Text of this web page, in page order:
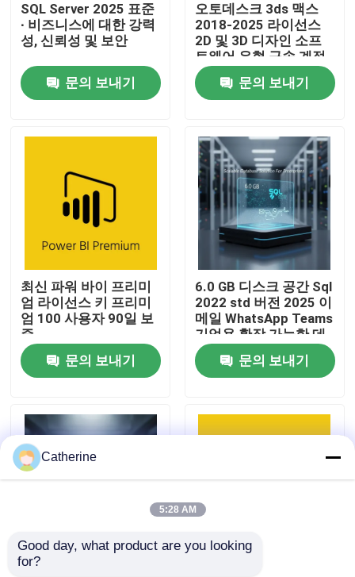
비디오
우리 에 관한 것
품질 관리
저희와 연락
뉴스
인용 을 요청 하십시오
사무실 2021년 전문적 플러스
SQL Server 2025 표준
∙ 비즈니스에 대한 강력
성, 신뢰성 및 보안
문의 보내기
오토데스크 3ds 맥스
2018-2025 라이선스
2D 및 3D 디자인 소프
트웨어 유형 구속 계정
협회 유효기간 1 년
문의 보내기
최신 파워 바이 프리미
엄 라이선스 키 프리미
엄 100 사용자 90일 보
증
문의 보내기
6.0 GB 디스크 공간 Sql
2022 std 버전 2025 이
메일 WhatsApp Teams
기업용 확장 가능한 데
이터베이스 솔루션
문의 보내기
버전 2025 오토데스크
Catherine
5:28 AM
Good day, what product are you looking
for?